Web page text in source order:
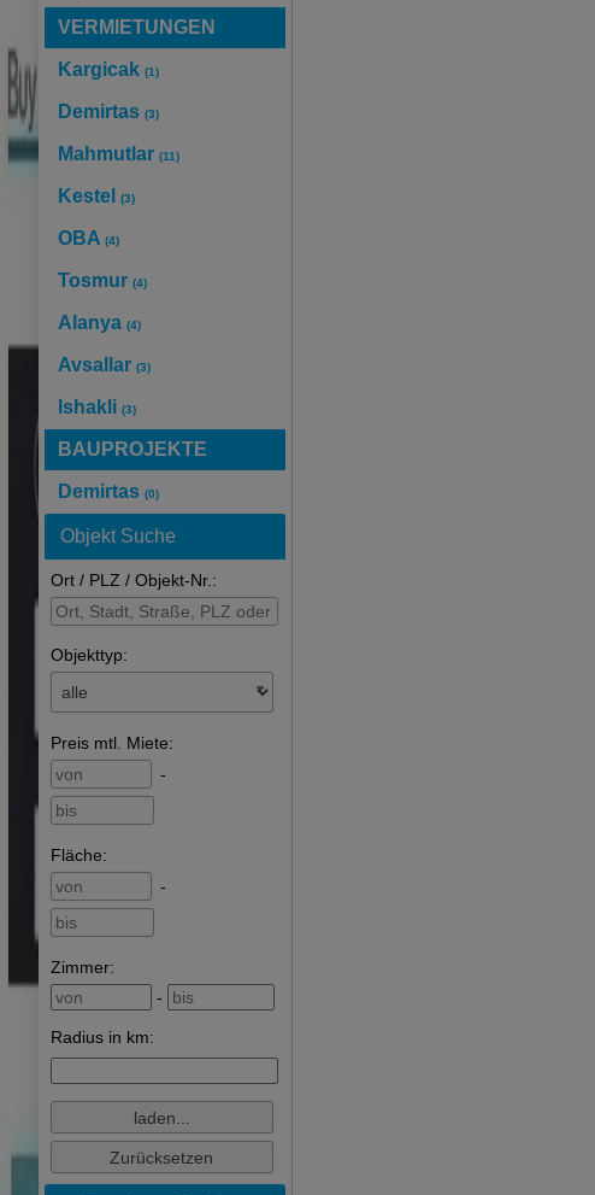
VERMIETUNGEN
Kargicak (1)
Demirtas (3)
Mahmutlar (11)
Kestel (3)
OBA (4)
Tosmur (4)
Alanya (4)
Avsallar (3)
Ishakli (3)
BAUPROJEKTE
Demirtas (0)
Objekt Suche
Ort / PLZ / Objekt-Nr.:
Objekttyp:
Preis mtl. Miete:
-
Fläche:
-
Zimmer:
-
Radius in km: